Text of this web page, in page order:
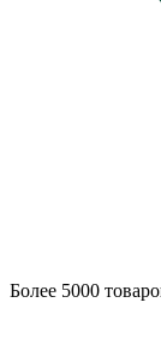
Более 5000